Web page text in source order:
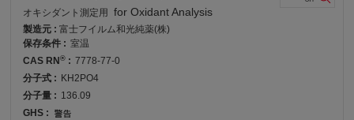
オキシダント測定用 for Oxidant Analysis
製造元 :富士フイルム和光純薬(株)
保存条件 : 室温
CAS RN® : 7778-77-0
分子式 : KH2PO4
分子量 : 136.09
GHS :